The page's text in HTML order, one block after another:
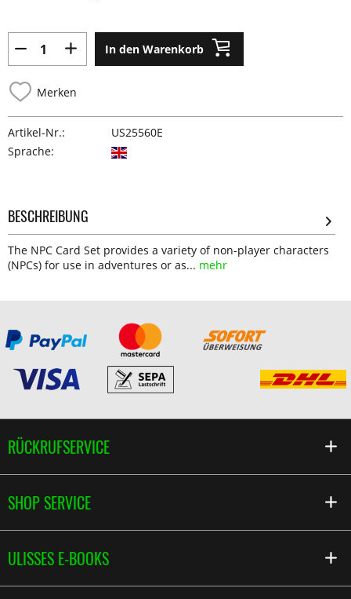
In den Warenkorb
Merken
Artikel-Nr.:
US25560E
Sprache:
BESCHREIBUNG
The NPC Card Set provides a variety of non-player characters
(NPCs) for use in adventures or as... mehr
RÜCKRUFSERVICE
SHOP SERVICE
ULISSES E-BOOKS